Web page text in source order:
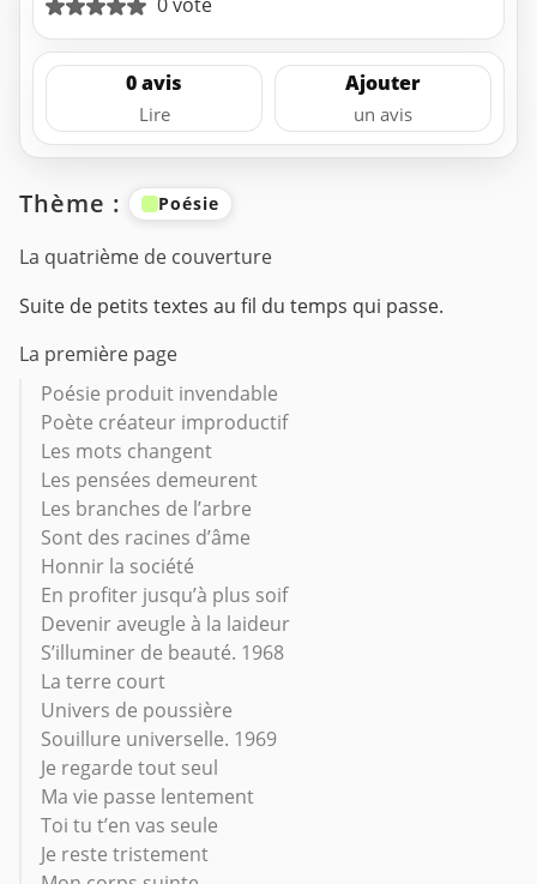
0 vote
0 avis
Lire
Ajouter
un avis
Thème : Poésie
La quatrième de couverture
Suite de petits textes au fil du temps qui passe.
La première page
Poésie produit invendable
Poète créateur improductif
Les mots changent
Les pensées demeurent
Les branches de l’arbre
Sont des racines d’âme
Honnir la société
En profiter jusqu’à plus soif
Devenir aveugle à la laideur
S’illuminer de beauté. 1968
La terre court
Univers de poussière
Souillure universelle. 1969
Je regarde tout seul
Ma vie passe lentement
Toi tu t’en vas seule
Je reste tristement